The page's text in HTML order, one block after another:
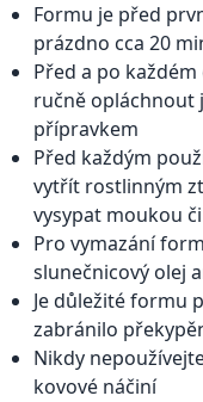
Formu je před
prázdno cca 20
Před a po
ručně opláchnout
přípravkem
Před každým
vytřít rostlinným
vysypat moukou
Pro vymazání
slunečnicový olej
Je důležité formu
zabránilo
Nikdy
kovové náčiní